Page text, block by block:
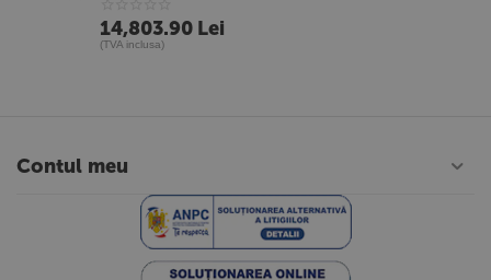
14,803.90 Lei
(TVA inclusa)
Contul meu